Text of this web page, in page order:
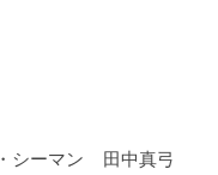
シーマン 田中真弓